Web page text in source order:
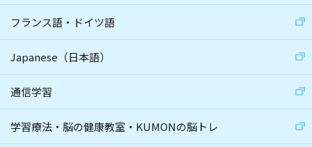
フランス語・ドイツ語
Japanese（日本語）
通信学習
学習療法・脳の健康教室・KUMONの脳トレ